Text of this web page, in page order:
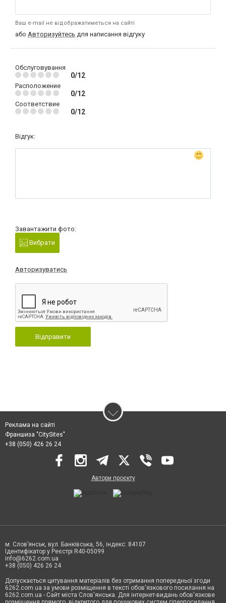
Ваш e-mail не відображатиметься на сайті
або Авторизуйтесь для написання відгуку
Обслуговування
0/12
Расположение
0/12
Соответствие
0/12
Відгук:
Завантажити фото:
Вибрати
Авторизуватись
Відправити
Реклама на сайті
Франшиза "CitySites"
+38 (050) 426 26 24
Автори проєкту
м. Слов’янськ, вул. Банківська, 56, індекс: 84107
Ідентифікатор у Реєстрі R40-05099
info@6262.com.ua
+38 (050) 426 26 24
Допускається цитування матеріалів без отримання попередньої згоди
6262.com.ua за умови розміщення в тексті обов'язкового посилання на
6262.com.ua - Сайт міста Слов'янська. Для інтернет-видань обов'язкове